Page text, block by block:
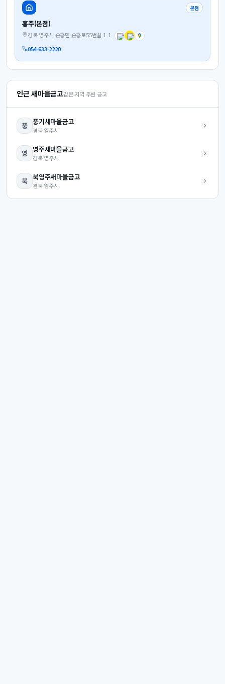
본점
흥주(본점)
경북 영주시 순흥면 순흥로55번길 1-1
054-633-2220
인근 새마을금고같은 지역 주변 금고
풍 풍기새마을금고
경북 영주시
영 영주새마을금고
경북 영주시
북 북영주새마을금고
경북 영주시